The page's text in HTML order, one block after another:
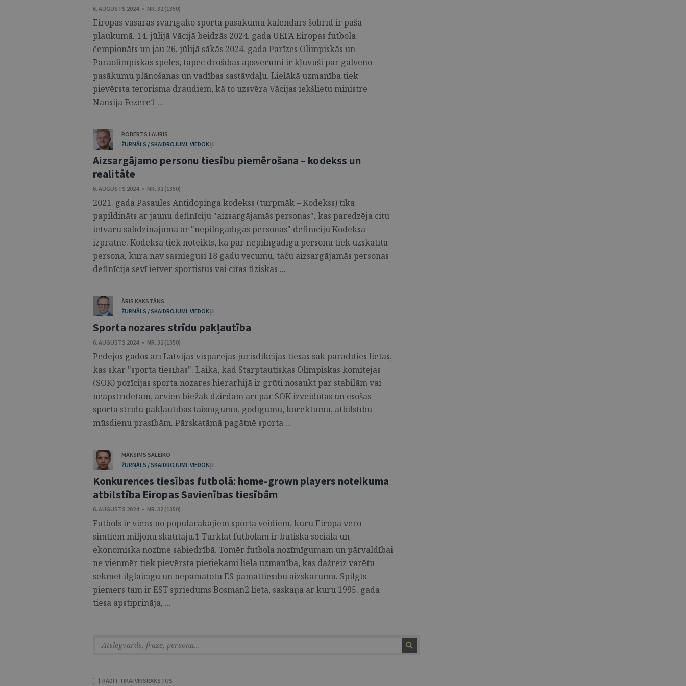
6. AUGUSTS 2024 • NR. 32 (1350)
Eiropas vasaras svarīgāko sporta pasākumu kalendārs šobrīd ir pašā
plaukumā. 14. jūlijā Vācijā beidzās 2024. gada UEFA Eiropas futbola
čempionāts un jau 26. jūlijā sākās 2024. gada Parīzes Olimpiskās un
Paraolimpiskās spēles, tāpēc drošības apsvērumi ir kļuvuši par galveno
pasākumu plānošanas un vadības sastāvdaļu. Lielākā uzmanība tiek
pievērsta terorisma draudiem, kā to uzsvēra Vācijas iekšlietu ministre
Nansija Fēzere1 ...
ROBERTS LAURIS
ŽURNĀLS / SKAIDROJUMI. VIEDOKĻI
Aizsargājamo personu tiesību piemērošana – kodekss un
realitāte
6. AUGUSTS 2024 • NR. 32 (1350)
2021. gada Pasaules Antidopinga kodekss (turpmāk – Kodekss) tika
papildināts ar jaunu definīciju "aizsargājamās personas", kas paredzēja citu
ietvaru salīdzinājumā ar "nepilngadīgas personas" definīciju Kodeksa
izpratnē. Kodeksā tiek noteikts, ka par nepilngadīgu personu tiek uzskatīta
persona, kura nav sasniegusi 18 gadu vecumu, taču aizsargājamās personas
definīcija sevī ietver sportistus vai citas fiziskas ...
ĀRIS KAKSTĀNS
ŽURNĀLS / SKAIDROJUMI. VIEDOKĻI
Sporta nozares strīdu pakļautība
6. AUGUSTS 2024 • NR. 32 (1350)
Pēdējos gados arī Latvijas vispārējās jurisdikcijas tiesās sāk parādīties lietas,
kas skar "sporta tiesības". Laikā, kad Starptautiskās Olimpiskās komitejas
(SOK) pozīcijas sporta nozares hierarhijā ir grūti nosaukt par stabilām vai
neapstrīdētām, arvien biežāk dzirdam arī par SOK izveidotās un esošās
sporta strīdu pakļautības taisnīgumu, godīgumu, korektumu, atbilstību
mūsdienu prasībām. Pārskatāmā pagātnē sporta ...
MAKSIMS SALEIKO
ŽURNĀLS / SKAIDROJUMI. VIEDOKĻI
Konkurences tiesības futbolā: home-grown players noteikuma
atbilstība Eiropas Savienības tiesībām
6. AUGUSTS 2024 • NR. 32 (1350)
Futbols ir viens no populārākajiem sporta veidiem, kuru Eiropā vēro
simtiem miljonu skatītāju.1 Turklāt futbolam ir būtiska sociāla un
ekonomiska nozīme sabiedrībā. Tomēr futbola nozīmīgumam un pārvaldībai
ne vienmēr tiek pievērsta pietiekami liela uzmanība, kas dažreiz varētu
sekmēt ilglaicīgu un nepamatotu ES pamattiesību aizskārumu. Spilgts
piemērs tam ir EST spriedums Bosman2 lietā, saskaņā ar kuru 1995. gadā
tiesa apstiprināja, ...
RĀDĪT TIKAI VIRSRAKSTUS